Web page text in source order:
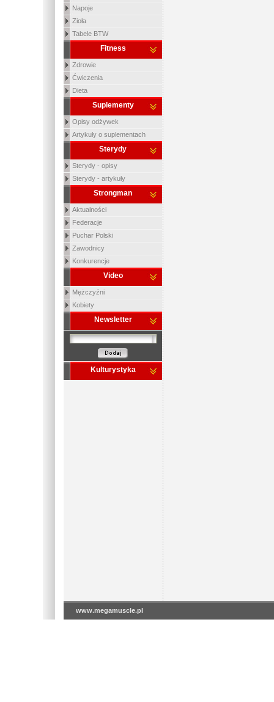
Napoje
Zioła
Tabele BTW
Fitness
Zdrowie
Ćwiczenia
Dieta
Suplementy
Opisy odżywek
Artykuły o suplementach
Sterydy
Sterydy - opisy
Sterydy - artykuły
Strongman
Aktualności
Federacje
Puchar Polski
Zawodnicy
Konkurencje
Video
Mężczyźni
Kobiety
Newsletter
Kulturystyka
www.megamuscle.pl